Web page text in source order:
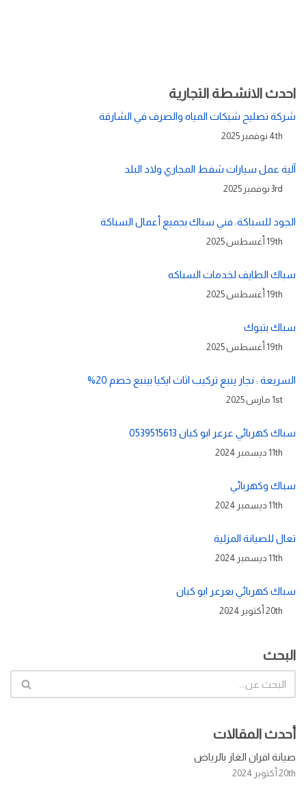
احدث الانشطة التجارية
شركة تصليح شبكات المياه والصرف في الشارقة
4th نوفمبر 2025
آلية عمل سيارات شفط المجاري ولاد البلد
3rd نوفمبر 2025
الجود للسباكة: فني سباك بجميع أعمال السباكة
19th أغسطس 2025
سباك الطايف لخدمات السباكه
19th أغسطس 2025
سباك بتبوك
19th أغسطس 2025
السريعة : نجار ينبع تركيب اثاث ايكيا بينبع خصم 20%
1st مارس 2025
سباك كهربائي عرعر ابو كيان 0539515613
11th ديسمبر 2024
سباك وكهربائي
11th ديسمبر 2024
تعال للصيانة المزلية
11th ديسمبر 2024
سباك كهربائي بعرعر ابو كبان
20th أكتوبر 2024
البحث
أحدث المقالات
صيانة افران الغاز بالرياض
20th أكتوبر 2024